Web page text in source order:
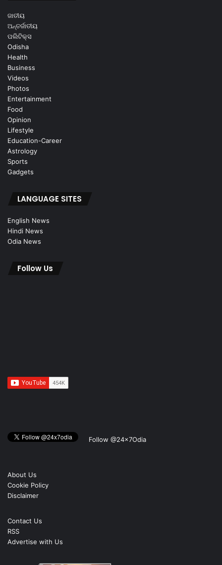
ଜାତୀୟ
ଅନ୍ତର୍ଜାତୀୟ
ପଲିଟିକ୍ସ
Odisha
Health
Business
Videos
Photos
Entertainment
Food
Opinion
Lifestyle
Education-Career
Astrology
Sports
Gadgets
LANGUAGE SITES
English News
Hindi News
Odia News
Follow Us
Follow @24x7Odia
About Us
Cookie Policy
Disclaimer
Contact Us
RSS
Advertise with Us